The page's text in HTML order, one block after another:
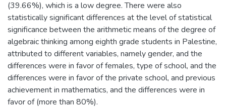
(39.66%), which is a low degree. There were also
statistically significant differences at the level of statistical
significance between the arithmetic means of the degree of
algebraic thinking among eighth grade students in Palestine,
attributed to different variables, namely gender, and the
differences were in favor of females, type of school, and the
differences were in favor of the private school, and previous
achievement in mathematics, and the differences were in
favor of (more than 80%).